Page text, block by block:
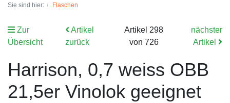
Sie sind hier: Flaschen
Zur
Übersicht
Artikel
zurück
Artikel 298
von 726
nächster
Artikel
Harrison, 0,7 weiss OBB
21,5er Vinolok geeignet